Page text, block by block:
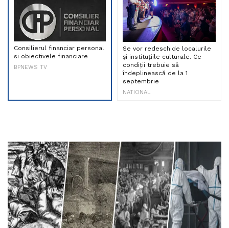
Consilierul financiar personal
si obiectivele financiare
BPNEWS TV
Se vor redeschide localurile
și instituțiile culturale. Ce
condiții trebuie să
îndeplinească de la 1
septembrie
NATIONAL